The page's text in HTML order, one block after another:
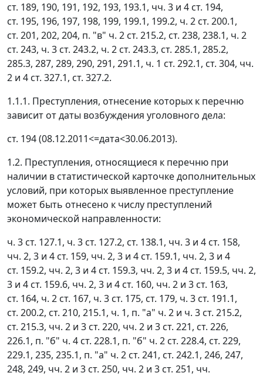
ст. 189, 190, 191, 192, 193, 193.1, чч. 3 и 4 ст. 194,
ст. 195, 196, 197, 198, 199, 199.1, 199.2, ч. 2 ст. 200.1,
ст. 201, 202, 204, п. "в" ч. 2 ст. 215.2, ст. 238, 238.1, ч. 2
ст. 243, ч. 3 ст. 243.2, ч. 2 ст. 243.3, ст. 285.1, 285.2,
285.3, 287, 289, 290, 291, 291.1, ч. 1 ст. 292.1, ст. 304, чч.
2 и 4 ст. 327.1, ст. 327.2.
1.1.1. Преступления, отнесение которых к перечню
зависит от даты возбуждения уголовного дела:
ст. 194 (08.12.2011<=дата<30.06.2013).
1.2. Преступления, относящиеся к перечню при
наличии в статистической карточке дополнительных
условий, при которых выявленное преступление
может быть отнесено к числу преступлений
экономической направленности:
ч. 3 ст. 127.1, ч. 3 ст. 127.2, ст. 138.1, чч. 3 и 4 ст. 158,
чч. 2, 3 и 4 ст. 159, чч. 2, 3 и 4 ст. 159.1, чч. 2, 3 и 4
ст. 159.2, чч. 2, 3 и 4 ст. 159.3, чч. 2, 3 и 4 ст. 159.5, чч. 2,
3 и 4 ст. 159.6, чч. 2, 3 и 4 ст. 160, чч. 2 и 3 ст. 163,
ст. 164, ч. 2 ст. 167, ч. 3 ст. 175, ст. 179, ч. 3 ст. 191.1,
ст. 200.2, ст. 210, 215.1, ч. 1, п. "а" ч. 2 и ч. 3 ст. 215.2,
ст. 215.3, чч. 2 и 3 ст. 220, чч. 2 и 3 ст. 221, ст. 226,
226.1, п. "б" ч. 4 ст. 228.1, п. "б" ч. 2 ст. 228.4, ст. 229,
229.1, 235, 235.1, п. "а" ч. 2 ст. 241, ст. 242.1, 246, 247,
248, 249, чч. 2 и 3 ст. 250, чч. 2 и 3 ст. 251, чч.